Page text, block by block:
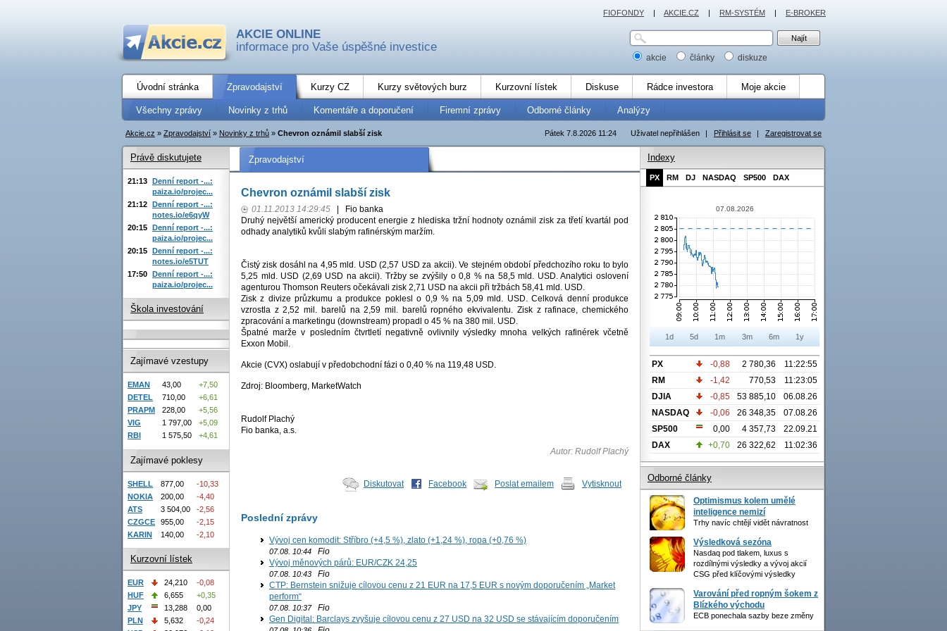
AKCIE ONLINE
informace pro Vaše úspěšné investice
akcie články diskuze
Úvodní stránka Zpravodajství Kurzy CZ Kurzy světových burz Kurzovní lístek Diskuse Rádce investora Moje akcie
Všechny zprávy Novinky z trhů Komentáře a doporučení Firemní zprávy Odborné články Analýzy
Uživatel nepřihlášen | Přihlásit se | Zaregistrovat se
Pátek 7.8.2026 11:24
Akcie.cz » Zpravodajství » Novinky z trhů » Chevron oznámil slabší zisk
Zpravodajství
Chevron oznámil slabší zisk
01.11.2013 14:29:45
Fio banka
Druhý největší americký producent energie z hlediska tržní hodnoty oznámil zisk za třetí kvartál pod
odhady analytiků kvůli slabým rafinérským maržím.
Čistý zisk dosáhl na 4,95 mld. USD (2,57 USD za akcii). Ve stejném období předchozího roku to bylo
5,25 mld. USD (2,69 USD na akcii). Tržby se zvýšily o 0,8 % na 58,5 mld. USD. Analytici oslovení
agenturou Thomson Reuters očekávali zisk 2,71 USD na akcii při tržbách 58,41 mld. USD.
Zisk z divize průzkumu a produkce poklesl o 0,9 % na 5,09 mld. USD. Celková denní produkce
vzrostla z 2,52 mil. barelů na 2,59 mil. barelů ropného ekvivalentu. Zisk z rafinace, chemického
zpracování a marketingu (downstream) propadl o 45 % na 380 mil. USD.
Špatné marže v posledním čtvrtletí negativně ovlivnily výsledky mnoha velkých rafinérek včetně
Exxon Mobil.
Akcie (CVX) oslabují v předobchodní fázi o 0,40 % na 119,48 USD.
Zdroj: Bloomberg, MarketWatch
Rudolf Plachý
Fio banka, a.s.
Autor: Rudolf Plachý
Diskutovat Facebook Poslat emailem Vytisknout
Poslední zprávy
Vývoj cen komodit: Stříbro (+4,5 %), zlato (+1,24 %), ropa (+0,76 %)
07.08. 10:44 Fio
Vývoj měnových párů: EUR/CZK 24,25
07.08. 10:43 Fio
CTP: Bernstein snižuje cílovou cenu z 21 EUR na 17,5 EUR s novým doporučením „Market
perform“
07.08. 10:37Fio
Gen Digital: Barclays zvyšuje cílovou cenu z 27 USD na 32 USD se stávajícím doporučením
Právě diskutujete
21:13 Denní report -...:
paiza.io/projec...
21:12 Denní report -...:
notes.io/e6qyW
20:15 Denní report -...:
paiza.io/projec...
20:15 Denní report -...:
notes.io/e5TUT
17:50 Denní report -...:
paiza.io/projec...
Škola investování
Zajímavé vzestupy
EMAN 43,00
+7,50
DETEL
710,00
+6,61
PRAPM
228,00
+5,56
VIG
1 797,00
+5,09
RBI
1 575,50 +4,61
Zajímavé poklesy
SHELL 877,00
-10,33
NOKIA
200,00
-4,40
ATS
3 504,00
-2,56
CZGCE
955,00
-2,15
KARIN
140,00 -2,10
Kurzovní lístek
EUR 24,210
-0,08
HUF
6,655
+0,35
JPY
13,288
0,00
PLN
5,632
-0,24
Indexy
PX RM DJ NASDAQ SP500 DAX
07.08.2026
1d 5d 1m 3m 6m 1y
PX -0,88 2 780,36
11:22:55
RM
-1,42 770,53
11:23:05
DJIA
-0,85 53 885,10
06.08.26
NASDAQ
-0,06 26 348,35
07.08.26
SP500
0,00 4 357,73
22.09.21
DAX
+0,70 26 322,62 11:02:36
Odborné články
Optimismus kolem umělé
inteligence nemizí
Trhy navíc chtějí vidět návratnost
Výsledková sezóna
Nasdaq pod tlakem, luxus s
rozdílnými výsledky a vývoj akcií
CSG před klíčovými výsledky
Varování před ropným šokem z
Blízkého východu
ECB ponechala sazby beze změny
FIOFONDY | AKCIE.CZ | RM-SYSTÉM | E-BROKER